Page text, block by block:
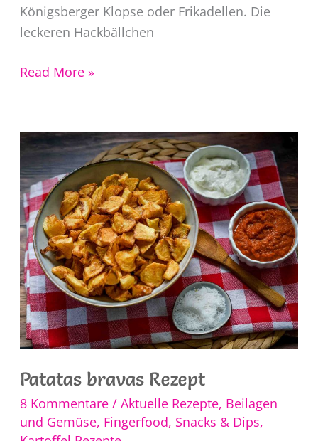
Königsberger Klopse oder Frikadellen. Die
leckeren Hackbällchen
Albondigas
original
Read More »
Patatas bravas Rezept
8 Kommentare / Aktuelle Rezepte, Beilagen
und Gemüse, Fingerfood, Snacks & Dips,